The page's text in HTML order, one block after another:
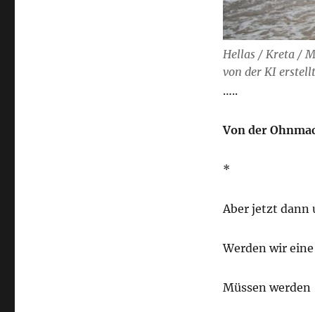
Hellas / Kreta /
von der KI erstellt
…..
Von der
*
Aber jetzt dann
Werden wir
Müssen werden